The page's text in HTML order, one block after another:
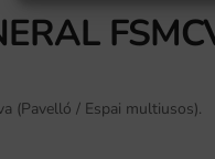
(Pavelló / Espai multiusos).